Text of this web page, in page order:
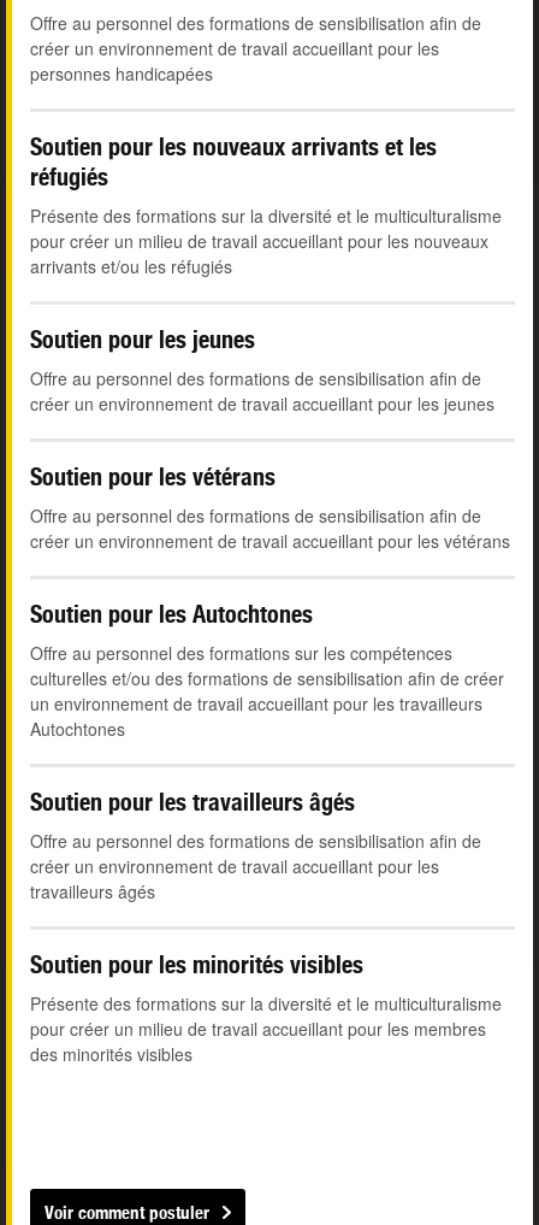
Offre au personnel des formations de sensibilisation afin de
créer un environnement de travail accueillant pour les
personnes handicapées
Soutien pour les nouveaux arrivants et les
réfugiés
Présente des formations sur la diversité et le multiculturalisme
pour créer un milieu de travail accueillant pour les nouveaux
arrivants et/ou les réfugiés
Soutien pour les jeunes
Offre au personnel des formations de sensibilisation afin de
créer un environnement de travail accueillant pour les jeunes
Soutien pour les vétérans
Offre au personnel des formations de sensibilisation afin de
créer un environnement de travail accueillant pour les vétérans
Soutien pour les Autochtones
Offre au personnel des formations sur les compétences
culturelles et/ou des formations de sensibilisation afin de créer
un environnement de travail accueillant pour les travailleurs
Autochtones
Soutien pour les travailleurs âgés
Offre au personnel des formations de sensibilisation afin de
créer un environnement de travail accueillant pour les
travailleurs âgés
Soutien pour les minorités visibles
Présente des formations sur la diversité et le multiculturalisme
pour créer un milieu de travail accueillant pour les membres
des minorités visibles
Voir comment postuler